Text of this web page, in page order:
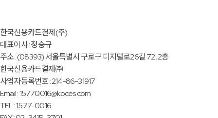
한국신용카드결제(주)
대표이사 : 정승규
주소 : (08393) 서울특별시 구로구 디지털로26길 72, 2층
한국신용카드결제㈜
사업자등록번호 : 214-86-31917
Email : 15770016@koces.com
TEL : 1577-0016